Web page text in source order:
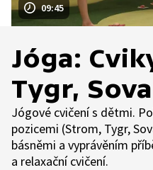
09:45
Jóga:
Tygr, Sova
Jógové cvičení s dětmi.
pozicemi (Strom, Tygr,
básněmi a vyprávěním
a relaxační cvičení.